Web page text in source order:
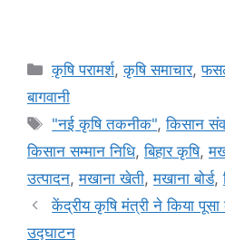
कृषि परामर्श,कृषि समाचार,
बागवानी
"नई कृषि तकनीक",किसान
किसान सम्मान निधि,बिहार कृषि,
उत्पादन,मखाना खेती,मखाना बोर्ड,
केंद्रीय कृषि मंत्री ने किया
उद्घाटन